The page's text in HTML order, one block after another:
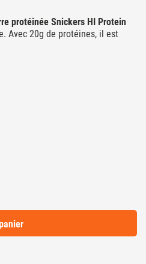
protéinée Snickers HI Protein
Avec 20g de protéines, il est